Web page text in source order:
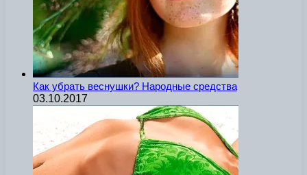
Как убрать веснушки? Народные средства
03.10.2017